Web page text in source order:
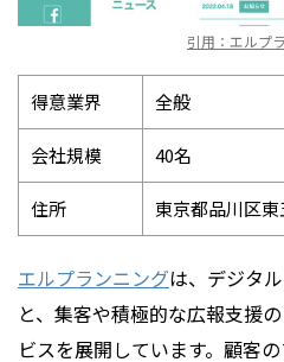
引用：エルプ
得意業界 全般
会社規模 40名
住所 東京都品川区
エルプランニングは、デジタ
と、集客や積極的な広報支援
ビスを展開しています。顧客